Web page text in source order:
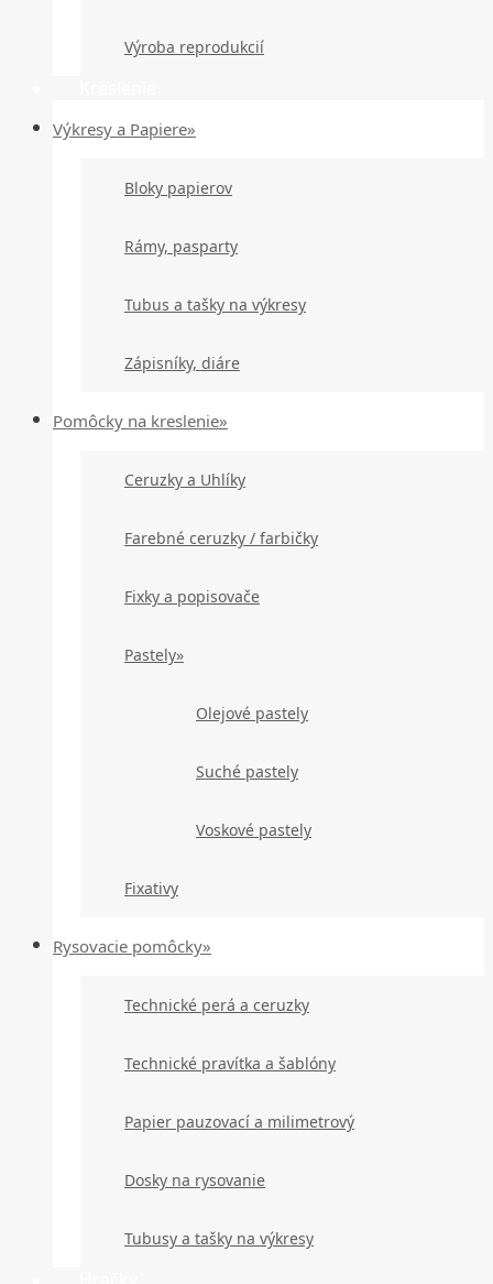
Výroba reprodukcií
Výkresy a Papiere»
Bloky papierov
Rámy, pasparty
Tubus a tašky na výkresy
Zápisníky, diáre
Pomôcky na kreslenie»
Ceruzky a Uhlíky
Farebné ceruzky / farbičky
Fixky a popisovače
Pastely»
Olejové pastely
Suché pastely
Voskové pastely
Fixativy
Rysovacie pomôcky»
Technické perá a ceruzky
Technické pravítka a šablóny
Papier pauzovací a milimetrový
Dosky na rysovanie
Tubusy a tašky na výkresy